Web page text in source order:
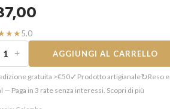
5.0
+ AGGIUNGI AL CARRELLO
gratuita >€50✓ Prodotto artigianale↻Reso
— Paga in 3 rate senza interessi. Scopri di più